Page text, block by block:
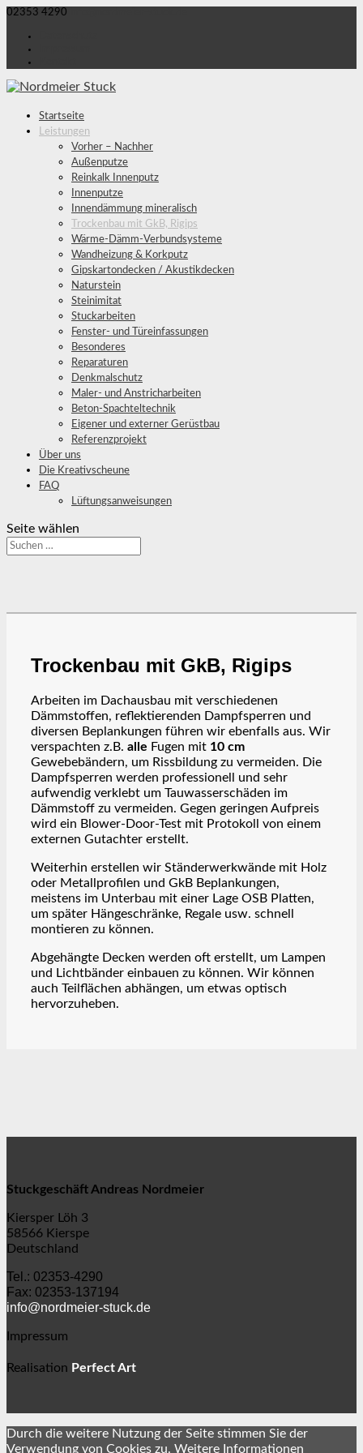
02353 4290
Startseite
Leistungen
Vorher – Nachher
Außenputze
Reinkalk Innenputz
Innenputze
Innendämmung mineralisch
Trockenbau mit GkB, Rigips
Wärme-Dämm-Verbundsysteme
Wandheizung & Korkputz
Gipskartondecken / Akustikdecken
Naturstein
Steinimitat
Stuckarbeiten
Fenster- und Türeinfassungen
Besonderes
Reparaturen
Denkmalschutz
Maler- und Anstricharbeiten
Beton-Spachteltechnik
Eigener und externer Gerüstbau
Referenzprojekt
Über uns
Die Kreativscheune
FAQ
Lüftungsanweisungen
Seite wählen
Trockenbau mit GkB, Rigips
Arbeiten im Dachausbau mit verschiedenen
Dämmstoffen, reflektierenden Dampfsperren und
diversen Beplankungen führen wir ebenfalls aus. Wir
verspachten z.B. alle Fugen mit 10 cm
Gewebebändern, um Rissbildung zu vermeiden. Die
Dampfsperren werden professionell und sehr
aufwendig verklebt um Tauwasserschäden im
Dämmstoff zu vermeiden. Gegen geringen Aufpreis
wird ein Blower-Door-Test mit Protokoll von einem
externen Gutachter erstellt.
Weiterhin erstellen wir Ständerwerkwände mit Holz
oder Metallprofilen und GkB Beplankungen,
meistens im Unterbau mit einer Lage OSB Platten,
um später Hängeschränke, Regale usw. schnell
montieren zu können.
Abgehängte Decken werden oft erstellt, um Lampen
und Lichtbänder einbauen zu können. Wir können
auch Teilflächen abhängen, um etwas optisch
hervorzuheben.
Stuckgeschäft Andreas Nordmeier
Kiersper Löh 3
58566 Kierspe
Deutschland
Tel.: 02353-4290
Fax: 02353-137194
info@nordmeier-stuck.de
Impressum
Realisation Perfect Art
Durch die weitere Nutzung der Seite stimmen Sie der
Verwendung von Cookies zu. Weitere Informationen